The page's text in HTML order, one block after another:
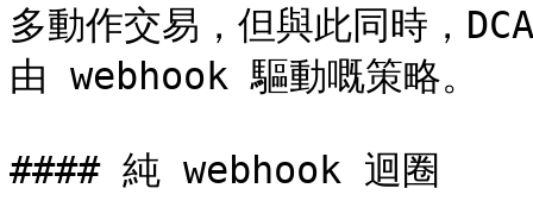
多動作交易，但與此同時，
由 webhook 驅動嘅策略。
#### 純 webhook 迴圈